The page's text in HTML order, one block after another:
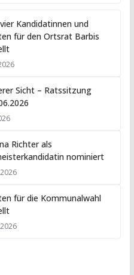
Kandidatinnen und
für den Ortsrat Barbis
Sicht – Ratssitzung
Richter als
nominiert
für die Kommunalwahl